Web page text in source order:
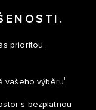
prioritou.
vašeho výběru1
s bezplatnou